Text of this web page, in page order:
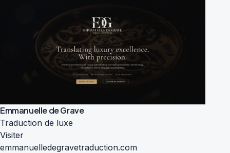
Emmanuelle de Grave
Traduction de luxe
Visiter
emmanuelledegravetraduction.com